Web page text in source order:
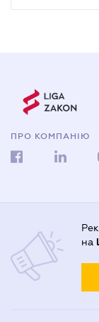
ПРО КОМПАНІЮ
на